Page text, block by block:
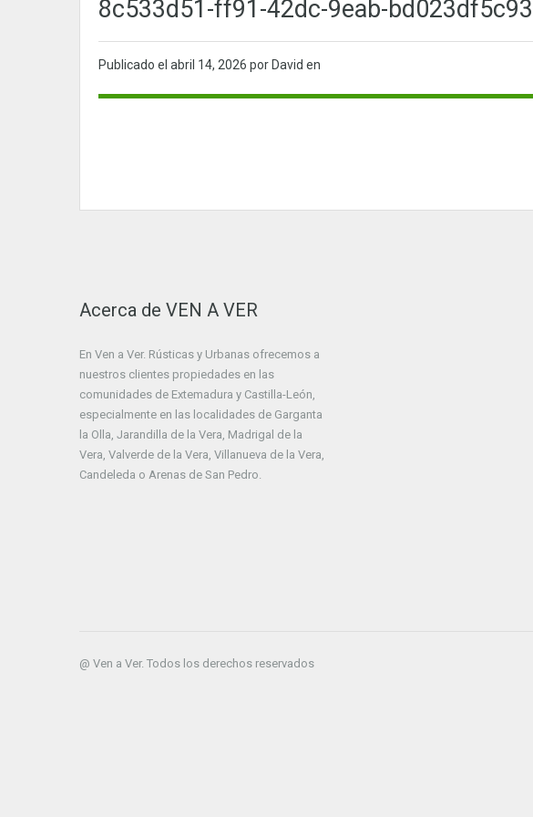
8c533d51-ff91-42dc-9eab-
Publicado el abril 14, 2026 por David en
Acerca de VEN A VER
En Ven a Ver. Rústicas y Urbanas ofrecemos a
nuestros clientes propiedades en las
comunidades de Extemadura y Castilla-León,
especialmente en las localidades de Garganta
la Olla, Jarandilla de la Vera, Madrigal de la
Vera, Valverde de la Vera, Villanueva de la Vera,
Candeleda o Arenas de San Pedro.
@ Ven a Ver. Todos los derechos reservados